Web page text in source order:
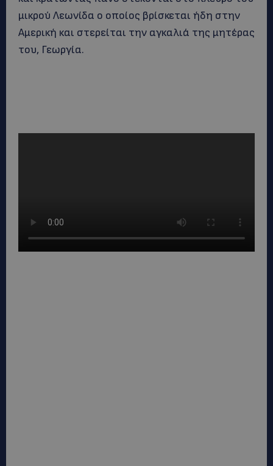
μικρού Λεωνίδα ο οποίος βρίσκεται ήδη στην
Αμερική και στερείται την αγκαλιά της μητέρας
του, Γεωργία.